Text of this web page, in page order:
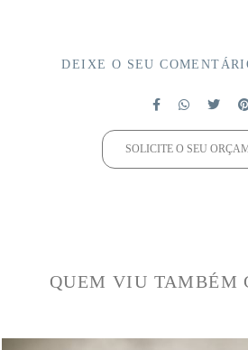
DEIXE O SEU
SOLICITE O SEU
QUEM VIU TAMBÉM